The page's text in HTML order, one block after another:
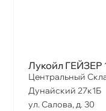
Лукойл ГЕЙЗЕР
Центральный
Дунайский 27к1Б
ул. Салова, д. 30